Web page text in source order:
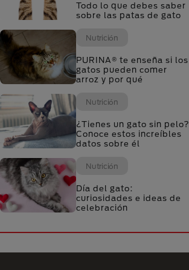
Todo lo que debes saber
sobre las patas de gato
Nutrición
PURINA® te enseña si los
gatos pueden comer
arroz y por qué
Nutrición
¿Tienes un gato sin pelo?
Conoce estos increíbles
datos sobre él
Nutrición
Día del gato:
curiosidades e ideas de
celebración